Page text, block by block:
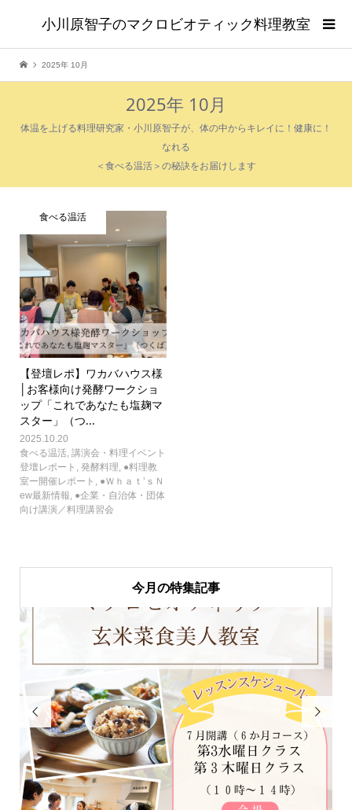
小川原智子のマクロビオティック料理教室
2025年 10月
2025年 10月
体温を上げる料理研究家・小川原智子が、体の中からキレイに！健康に！
なれる
＜食べる温活＞の秘訣をお届けします
食べる温活
【登壇レポ】ワカバハウス様
│お客様向け発酵ワークショ
ップ「これであなたも塩麹マ
スター」（つ...
2025.10.20
食べる温活, 講演会・料理イベント
登壇レポート
発酵料理 ●料理教
室ー開催レポート
●Ｗｈａｔ’ｓＮ
ew最新情報 ●企業・自治体・団体
向け講演／料理講習会
今月の特集記事
 